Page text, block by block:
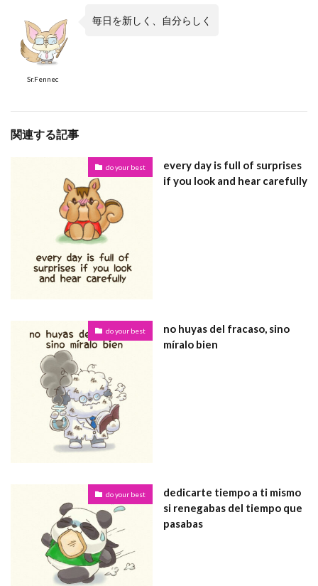
Sr.Fennec
毎日を新しく、自分らしく
関連する記事
do your best
every day is full of surprises
if you look and hear carefully
do your best
no huyas del fracaso, sino
míralo bien
do your best
dedicarte tiempo a ti mismo
si renegabas del tiempo que
pasabas